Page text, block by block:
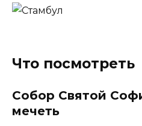
Что посмотреть
Собор Святой
мечеть